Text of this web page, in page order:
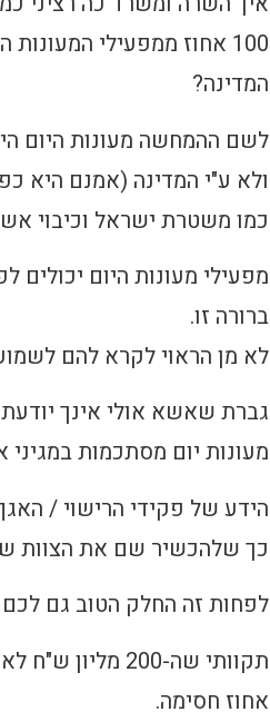
100 אחוז ממפעילי
המדינה?
לשם ההמחשה מעונות היום
ולא ע"י המדינה (אמנם היא
כמו משטרת ישראל וכיבוי
מפעילי מעונות היום
ברורה זו.
לא מן הראוי לקרא להם
גברת שאשא אולי אינך
מעונות יום מסתכמות
הידע של פקידי הרישוי /
כך שלהכשיר שם את הצוות
לפחות זה החלק הטוב גם
תקוותי שה-200
אחוז חסימה.